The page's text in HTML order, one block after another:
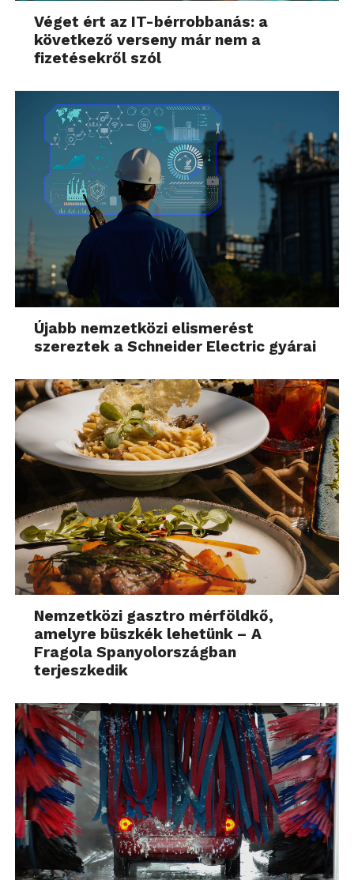
Véget ért az IT-bérrobbanás: a
következő verseny már nem a
fizetésekről szól
Újabb nemzetközi elismerést
szereztek a Schneider Electric gyárai
Nemzetközi gasztro mérföldkő,
amelyre büszkék lehetünk – A
Fragola Spanyolországban
terjeszkedik